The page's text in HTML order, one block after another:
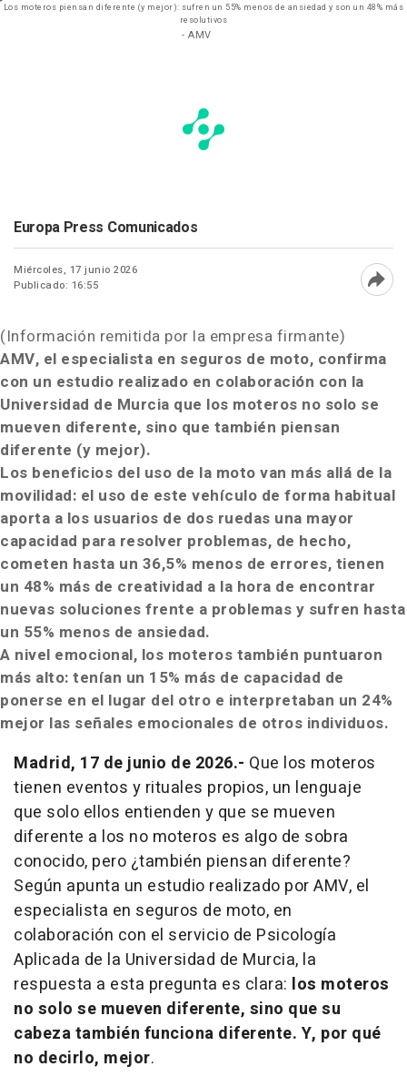
Los moteros piensan diferente (y mejor): sufren un 55% menos de ansiedad y son un 48% más
resolutivos
- AMV
Europa Press Comunicados
Miércoles, 17 junio 2026
Publicado: 16:55
(Información remitida por la empresa firmante)
AMV, el especialista en seguros de moto, confirma
con un estudio realizado en colaboración con la
Universidad de Murcia que los moteros no solo se
mueven diferente, sino que también piensan
diferente (y mejor).
Los beneficios del uso de la moto van más allá de la
movilidad: el uso de este vehículo de forma habitual
aporta a los usuarios de dos ruedas una mayor
capacidad para resolver problemas, de hecho,
cometen hasta un 36,5% menos de errores, tienen
un 48% más de creatividad a la hora de encontrar
nuevas soluciones frente a problemas y sufren hasta
un 55% menos de ansiedad.
A nivel emocional, los moteros también puntuaron
más alto: tenían un 15% más de capacidad de
ponerse en el lugar del otro e interpretaban un 24%
mejor las señales emocionales de otros individuos.
Madrid, 17 de junio de 2026.- Que los moteros
tienen eventos y rituales propios, un lenguaje
que solo ellos entienden y que se mueven
diferente a los no moteros es algo de sobra
conocido, pero ¿también piensan diferente?
Según apunta un estudio realizado por AMV, el
especialista en seguros de moto, en
colaboración con el servicio de Psicología
Aplicada de la Universidad de Murcia, la
respuesta a esta pregunta es clara: los moteros
no solo se mueven diferente, sino que su
cabeza también funciona diferente. Y, por qué
no decirlo, mejor.